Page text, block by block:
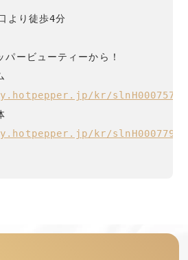
より徒歩4分
パービューティーから！
kr/
kr/